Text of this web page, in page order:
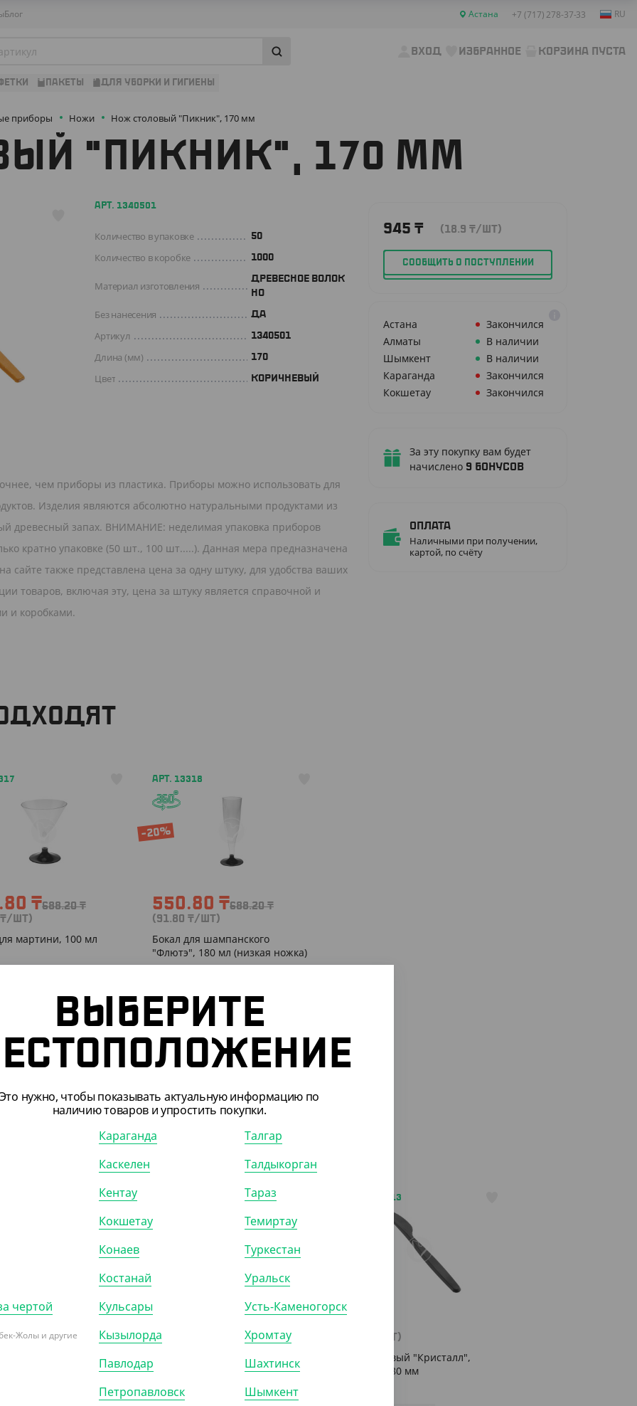
Блог Астана +7 (717) 278-37-33 RU
ВХОД ИЗБРАННОЕ КОРЗИНА ПУСТА
ПАКЕТЫ ДЛЯ УБОРКИ И ГИГИЕНЫ
приборы Ножи Нож столовый "Пикник", 170 мм
"ПИКНИК", 170 ММ
945 ₸ (18.9 ₸/ШТ)
СООБЩИТЬ О ПОСТУПЛЕНИИ
Астана
Закончился
Алматы
В наличии
Шымкент
В наличии
Караганда
Закончился
Кокшетау
Закончился
За эту покупку вам будет
начислено 9 бонусов
Оплата
Наличными при получении,
картой, по счёту
АРТ. 1340501
Количество в упаковке 50
Количество в коробке 1000
Материал изготовления
ДРЕВЕСНОЕ ВОЛОК
НО
Без нанесения ДА
Артикул 1340501
Длина (мм) 170
Цвет КОРИЧНЕВЫЙ
чем приборы из пластика. Приборы можно использовать для
Изделия являются абсолютно натуральными продуктами из
древесный запах. ВНИМАНИЕ: неделимая упаковка приборов
кратно упаковке (50 шт., 100 шт.....). Данная мера предназначена
также представлена цена за одну штуку, для удобства ваших
товаров, включая эту, цена за штуку является справочной и
и коробками.
₸688.20₸
₸/ШТ)
мартини, 100 мл
АРТ. 13318
-20%
550.80 ₸688.20₸
(91.80 ₸/ШТ)
Бокал для шампанского
"Флютэ", 180 мл (низкая ножка)
/ШТ)
"Премиум",
(15.10
Нож столовый "Люкс", размер
L, 185 мм, Био-Эко
АРТ. 1301813
/ШТ)
Нож столовый "Кристалл",
черный, 180 мм
ВЫБЕРИТЕ
Это нужно, чтобы показывать актуальную информацию по
наличию товаров и упростить покупки.
чертой
Жолы и другие
Караганда
Каскелен
Кентау
Кокшетау
Конаев
Костанай
Кульсары
Кызылорда
Павлодар
Петропавловск
Талгар
Талдыкорган
Тараз
Темиртау
Туркестан
Уральск
Усть-Каменогорск
Хромтау
Шахтинск
Шымкент